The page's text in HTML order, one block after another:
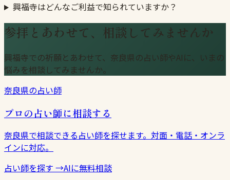
興福寺はどんなご利益で知られていますか？
参拝とあわせて、相談してみませんか
興福寺での祈願とあわせて、奈良県の占い師やAIに、いまの
悩みを相談してみませんか。
奈良県の占い師
プロの占い師に相談する
奈良県で相談できる占い師を探せます。対面・電話・オンラ
インに対応。
占い師を探す →AIに無料相談